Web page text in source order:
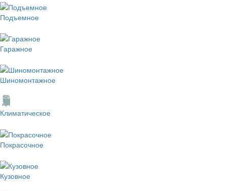
Подъемное
Гаражное
Шиномонтажное
Климатическое
Покрасочное
Кузовное